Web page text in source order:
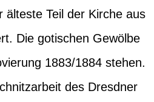
älteste Teil der Kirche aus
Die gotischen Gewölbe
1883/1884 stehen.
des Dresdner